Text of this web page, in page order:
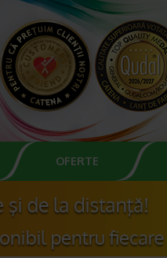
OFERTE